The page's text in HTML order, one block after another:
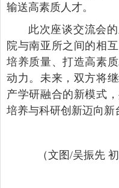
输送高素质人才。
此次座谈交流会
院与南亚所之间的相
培养质量、打造高素
动力。未来，双方将
产学研融合的新模式
培养与科研创新迈向新
（文图/吴振先